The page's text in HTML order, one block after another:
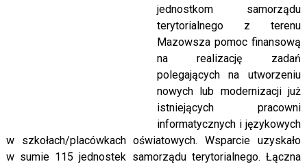
jednostkom samorządu
terytorialnego z terenu
Mazowsza pomoc finansową
na realizację zadań
polegających na utworzeniu
nowych lub modernizacji już
istniejących pracowni
informatycznych i językowych
w szkołach/placówkach oświatowych. Wsparcie uzyskało
w sumie 115 jednostek samorządu terytorialnego. Łączna